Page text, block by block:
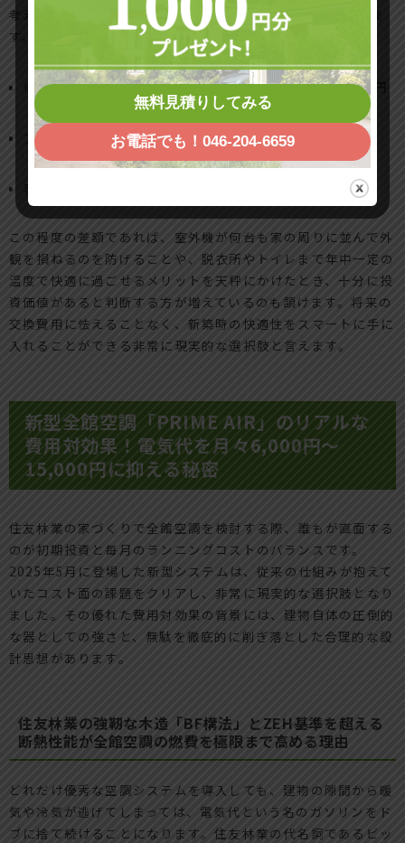
考えると、その差額は実質50万〜90万円程度にまで縮まりま
す。
個別エアコン仕様：本体複数台 ＋ 第1種換気 ＝ 約120万円
プライムエア仕様：システム全体 ＝ 約180万円
この程度の差額であれば、室外機が何台も家の周りに並んで外
観を損ねるのを防げることや、脱衣所やトイレまで年中一定の
温度で快適に過ごせるメリットを天秤にかけたとき、十分に投
資価値があると判断する方が増えているのも頷けます。将来の
交換費用に怯えることなく、新築時の快適性をスマートに手に
入れることができる非常に現実的な選択肢と言えます。
新型全館空調「PRIME AIR」のリアルな
費用対効果！電気代を月々6,000円〜
15,000円に抑える秘密
住友林業の家づくりで全館空調を検討する際、誰もが直面する
のが初期投資と毎月のランニングコストのバランスです。
2025年5月に登場した新型システムは、従来の仕組みが抱えて
いたコスト面の課題をクリアし、非常に現実的な選択肢となり
ました。その優れた費用対効果の背景には、建物自体の圧倒的
な器としての強さと、無駄を徹底的に削ぎ落とした合理的な設
計思想があります。
住友林業の強靭な木造「BF構法」とZEH基準を超える
断熱性能が全館空調の燃費を極限まで高める理由
どれだけ優秀な空調システムを導入しても、建物の隙間から暖
気や冷気が逃げてしまっては、電気代という名のガソリンをド
ブに捨て続けることになります。住友林業の代名詞であるビッ
無料見積りしてみる
お電話でも！046-204-6659